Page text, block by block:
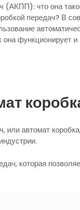
(АКПП): что она
передач? В
функционирует
или автомат
которая